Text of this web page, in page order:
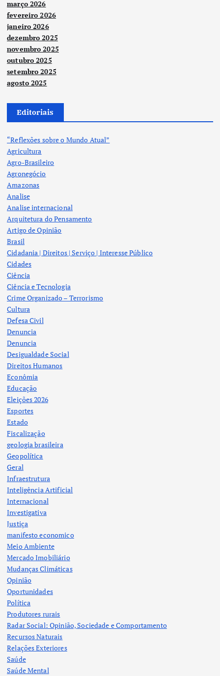
março 2026
fevereiro 2026
janeiro 2026
dezembro 2025
novembro 2025
outubro 2025
setembro 2025
agosto 2025
Editoriais
“Reflexões sobre o Mundo Atual”
Agricultura
Agro-Brasileiro
Agronegócio
Amazonas
Analise
Analise internacional
Arquitetura do Pensamento
Artigo de Opinião
Brasil
Cidadania | Direitos | Serviço | Interesse Público
Cidades
Ciência
Ciência e Tecnologia
Crime Organizado – Terrorismo
Cultura
Defesa Civil
Denuncia
Denuncia
Desigualdade Social
Direitos Humanos
Econômia
Educação
Eleições 2026
Esportes
Estado
Fiscalização
geologia brasileira
Geopolítica
Geral
Infraestrutura
Inteligência Artificial
Internacional
Investigativa
Justiça
manifesto economico
Meio Ambiente
Mercado Imobiliário
Mudanças Climáticas
Opinião
Oportunidades
Política
Produtores rurais
Radar Social: Opinião, Sociedade e Comportamento
Recursos Naturais
Relações Exteriores
Saúde
Saúde Mental